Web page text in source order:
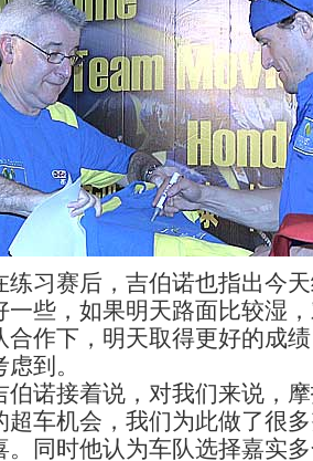
赛后，吉伯诺也指出今天
一些，如果明天路面比较湿
合作下，明天取得更好的成
到。
接着说，对我们来说，摩
超车机会，我们为此做了很
。同时他认为车队选择嘉实